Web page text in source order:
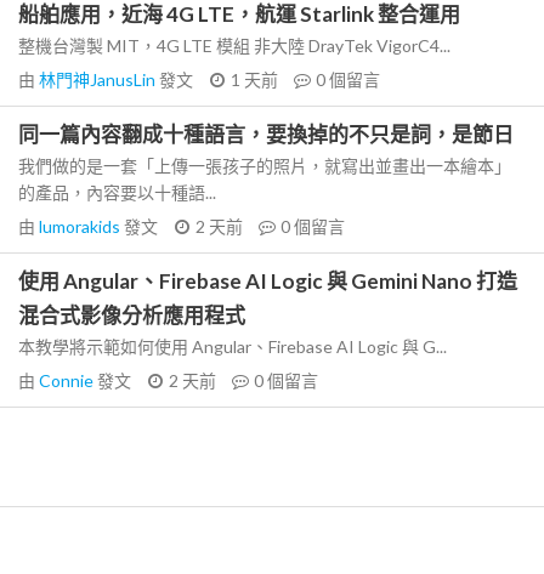
船舶應用，近海 4G LTE，航運 Starlink 整合運用
整機台灣製 MIT，4G LTE 模組 非大陸 DrayTek VigorC4...
由 林門神JanusLin 發文 1 天前 0個留言
同一篇內容翻成十種語言，要換掉的不只是詞，是節日
我們做的是一套「上傳一張孩子的照片，就寫出並畫出一本繪本」
的產品，內容要以十種語...
由 lumorakids 發文 2 天前 0個留言
使用 Angular、Firebase AI Logic 與 Gemini Nano 打造
混合式影像分析應用程式
本教學將示範如何使用 Angular、Firebase AI Logic 與 G...
由 Connie發文 2 天前 0個留言